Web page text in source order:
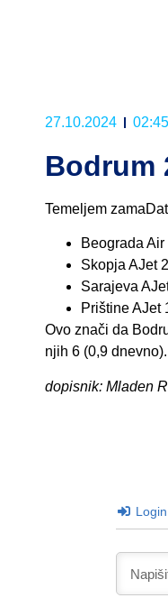
27.10.2024 02:45
Bodrum
Temeljem
Beograda
Skopja AJet
Sarajeva
Prištine AJet
Ovo znači da
njih 6 (0,9 dnevno).
dopisnik: Mladen
Login